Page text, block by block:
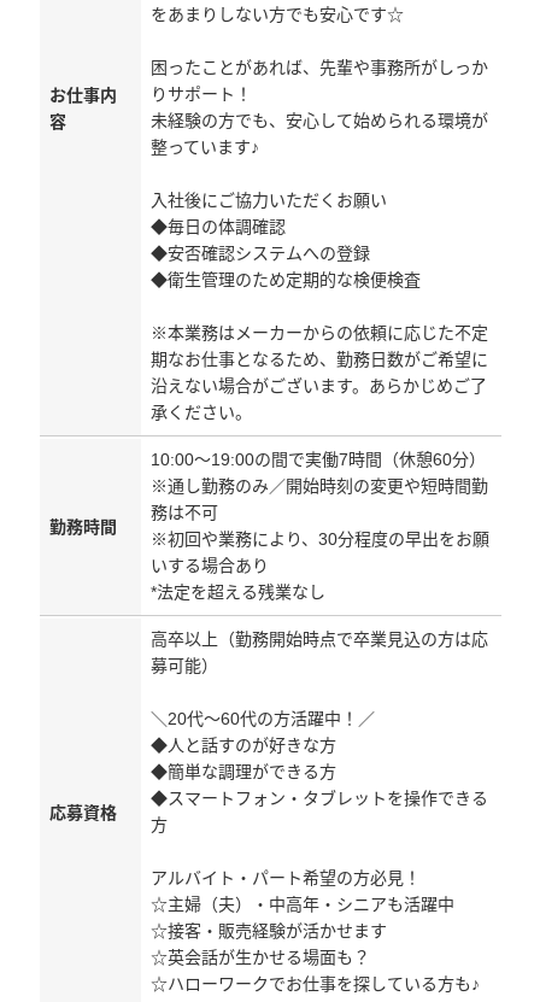
お仕事内
容
をあまりしない方でも安心です☆
困ったことがあれば、先輩や事務所がしっか
りサポート！
未経験の方でも、安心して始められる環境が
整っています♪
入社後にご協力いただくお願い
◆毎日の体調確認
◆安否確認システムへの登録
◆衛生管理のため定期的な検便検査
※本業務はメーカーからの依頼に応じた不定
期なお仕事となるため、勤務日数がご希望に
沿えない場合がございます。あらかじめご了
承ください。
勤務時間
10:00～19:00の間で実働7時間（休憩60分）
※通し勤務のみ／開始時刻の変更や短時間勤
務は不可
※初回や業務により、30分程度の早出をお願
いする場合あり
*法定を超える残業なし
応募資格
高卒以上（勤務開始時点で卒業見込の方は応
募可能）
＼20代～60代の方活躍中！／
◆人と話すのが好きな方
◆簡単な調理ができる方
◆スマートフォン・タブレットを操作できる
方
アルバイト・パート希望の方必見！
☆主婦（夫）・中高年・シニアも活躍中
☆接客・販売経験が活かせます
☆英会話が生かせる場面も？
☆ハローワークでお仕事を探している方も♪